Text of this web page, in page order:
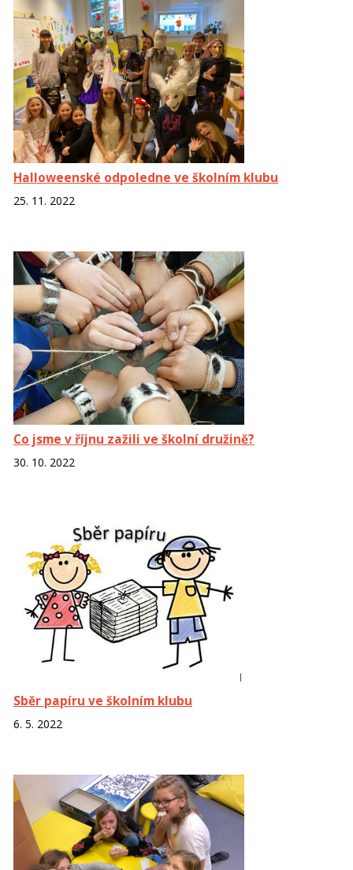
Halloweenské odpoledne ve školním klubu
25. 11. 2022
Co jsme v říjnu zažili ve školní družině?
30. 10. 2022
Sběr papíru ve školním klubu
6. 5. 2022